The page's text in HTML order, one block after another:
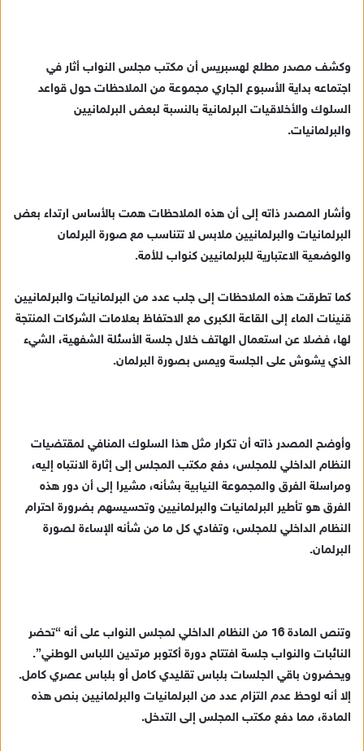
ل
ك
ت
وكشف مصدر مطلع لهسبريس أن مكتب مجلس النواب أثار في
اجتماعه بداية الأسبوع الجاري مجموعة من الملاحظات حول قواعد
السلوك والأخلاقيات البرلمانية بالنسبة لبعض البرلمانيين
والبرلمانيات.
وأشار المصدر ذاته إلى أن هذه الملاحظات همت بالأساس ارتداء بعض
البرلمانيات والبرلمانيين ملابس لا تتناسب مع صورة البرلمان
والوضعية الاعتبارية للبرلمانيين كنواب للأمة.
كما تطرقت هذه الملاحظات إلى جلب عدد من البرلمانيات والبرلمانيين
قنينات الماء إلى القاعة الكبرى مع الاحتفاظ بعلامات الشركات المنتجة
لها، فضلا عن استعمال الهاتف خلال جلسة الأسئلة الشفهية، الشيء
الذي يشوش على الجلسة ويمس بصورة البرلمان.
وأوضح المصدر ذاته أن تكرار مثل هذا السلوك المنافي لمقتضيات
النظام الداخلي للمجلس، دفع مكتب المجلس إلى إثارة الانتباه إليه،
ومراسلة الفرق والمجموعة النيابية بشأنه، مشيرا إلى أن دور هذه
الفرق هو تأطير البرلمانيات والبرلمانيين وتحسيسهم بضرورة احترام
النظام الداخلي للمجلس، وتفادي كل ما من شأنه الإساءة لصورة
البرلمان.
وتنص المادة 16 من النظام الداخلي لمجلس النواب على أنه “تحضر
النائبات والنواب جلسة افتتاح دورة أكتوبر مرتدين اللباس الوطني”.
ويحضرون باقي الجلسات بلباس تقليدي كامل أو بلباس عصري كامل.
إلا أنه لوحظ عدم التزام عدد من البرلمانيات والبرلمانيين بنص هذه
المادة، مما دفع مكتب المجلس إلى التدخل.